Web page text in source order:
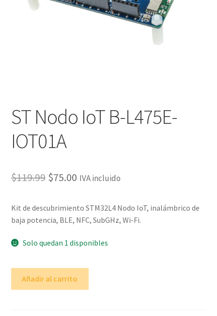
ST Nodo IoT B-L475E-
IOT01A
$119.99 El
original
$119.99.
$75.00El
actual
$75.00.
IVA incluido
Kit de descubrimiento STM32L4 Nodo IoT, inalámbrico de
baja potencia, BLE, NFC, SubGHz, Wi-Fi.
Solo quedan 1 disponibles
Añadir al carrito